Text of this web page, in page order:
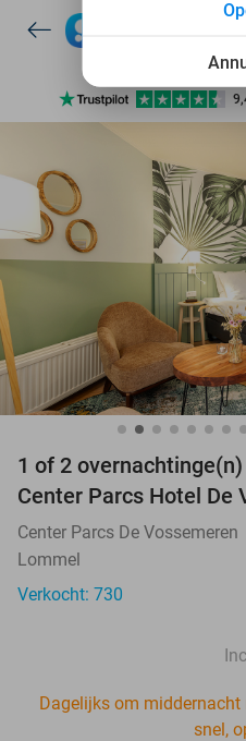
7 dagen per
10+
7 dagen per
10+
1 of 2
Center Parcs Hotel De
Center Parcs De Vossemeren
Lommel
Verkocht: 730
Dagelijks om middernacht
snel,